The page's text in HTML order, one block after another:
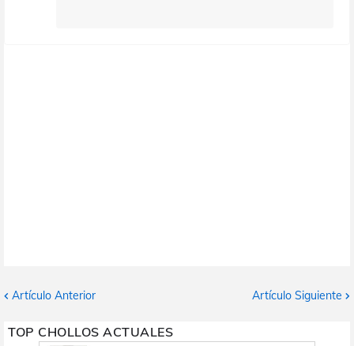
Artículo Anterior Artículo Siguiente
TOP CHOLLOS ACTUALES